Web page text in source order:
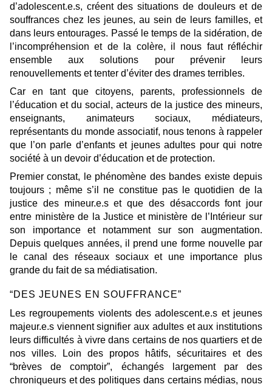
d’adolescent.e.s, créent des situations de douleurs et de
souffrances chez les jeunes, au sein de leurs familles, et
dans leurs entourages. Passé le temps de la sidération, de
l’incompréhension et de la colère, il nous faut réfléchir
ensemble aux solutions pour prévenir leurs
renouvellements et tenter d’éviter des drames terribles.
Car en tant que citoyens, parents, professionnels de
l’éducation et du social, acteurs de la justice des mineurs,
enseignants, animateurs sociaux, médiateurs,
représentants du monde associatif, nous tenons à rappeler
que l’on parle d’enfants et jeunes adultes pour qui notre
société à un devoir d’éducation et de protection.
Premier constat, le phénomène des bandes existe depuis
toujours ; même s’il ne constitue pas le quotidien de la
justice des mineur.e.s et que des désaccords font jour
entre ministère de la Justice et ministère de l’Intérieur sur
son importance et notamment sur son augmentation.
Depuis quelques années, il prend une forme nouvelle par
le canal des réseaux sociaux et une importance plus
grande du fait de sa médiatisation.
“DES JEUNES EN SOUFFRANCE”
Les regroupements violents des adolescent.e.s et jeunes
majeur.e.s viennent signifier aux adultes et aux institutions
leurs difficultés à vivre dans certains de nos quartiers et de
nos villes. Loin des propos hâtifs, sécuritaires et des
“brèves de comptoir”, échangés largement par des
chroniqueurs et des politiques dans certains médias, nous